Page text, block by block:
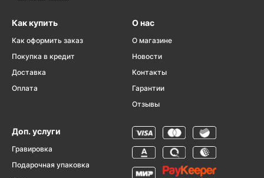
Как купить
Как оформить заказ
Покупка в кредит
Доставка
Оплата
О нас
О магазине
Новости
Контакты
Гарантии
Отзывы
Доп. услуги
Гравировка
Подарочная упаковка